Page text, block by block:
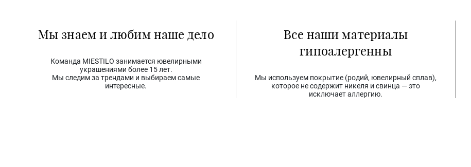
Мы знаем и любим наше дело
Команда MIESTILO занимается ювелирными
украшениями более 15 лет.
Мы следим за трендами и выбираем самые
интересные.
Все наши материалы
гипоалергенны
Мы используем покрытие (родий, ювелирный сплав),
которое не содержит никеля и свинца — это
исключает аллергию.